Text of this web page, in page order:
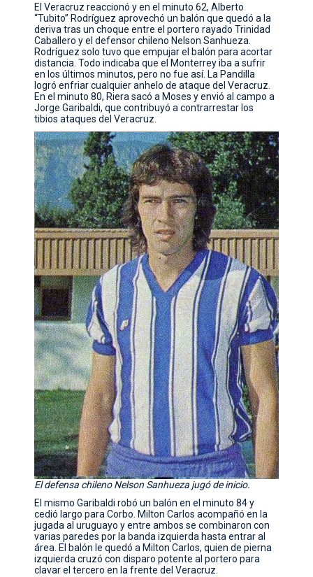
El Veracruz reaccionó y en el minuto 62, Alberto
“Tubito” Rodríguez aprovechó un balón que quedó a la
deriva tras un choque entre el portero rayado Trinidad
Caballero y el defensor chileno Nelson Sanhueza.
Rodríguez solo tuvo que empujar el balón para acortar
distancia. Todo indicaba que el Monterrey iba a sufrir
en los últimos minutos, pero no fue así. La Pandilla
logró enfriar cualquier anhelo de ataque del Veracruz.
En el minuto 80, Riera sacó a Moses y envió al campo a
Jorge Garibaldi, que contribuyó a contrarrestar los
tibios ataques del Veracruz.
El defensa chileno Nelson Sanhueza jugó de inicio.
El mismo Garibaldi robó un balón en el minuto 84 y
cedió largo para Corbo. Milton Carlos acompañó en la
jugada al uruguayo y entre ambos se combinaron con
varias paredes por la banda izquierda hasta entrar al
área. El balón le quedó a Milton Carlos, quien de pierna
izquierda cruzó con disparo potente al portero para
clavar el tercero en la frente del Veracruz.